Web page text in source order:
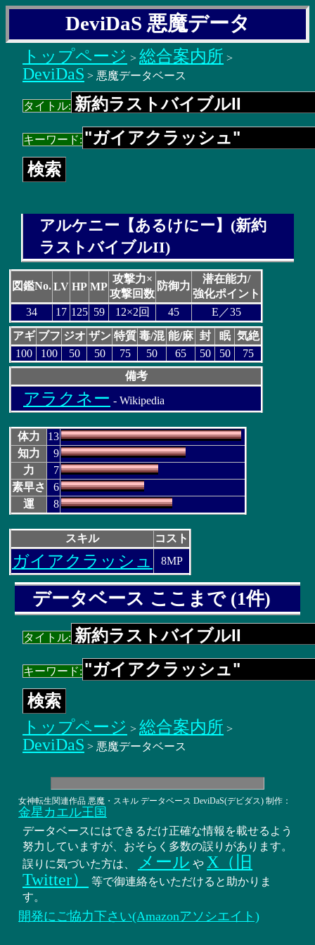
DeviDaS 悪魔データ
トップページ > 総合案内所 >
DeviDaS > 悪魔データベース
タイトル:
キーワード:
アルケニー【あるけにー】(新約
ラストバイブルII)
図鑑No.LV HP MP
攻撃力×
攻撃回数
防御力
潜在能力/
強化ポイント
34
17 125 59 12×2回 45
E／35
アギ ブフ ジオ ザン 特質 毒/混 能/麻 封 眠 気絶
100
100 50 50 75 50 65 50 50
75
備考
アラクネー - Wikipedia
体力
13
知力
9
力
7
素早さ
6
運
8
スキル コスト
ガイアクラッシュ 8MP
データベース ここまで (1件)
タイトル:
キーワード:
トップページ > 総合案内所 >
DeviDaS > 悪魔データベース
女神転生関連作品 悪魔・スキル データベース DeviDaS(デビダス) 制作：
金星カエル王国
データベースにはできるだけ正確な情報を載せるよう
努力していますが、おそらく多数の誤りがあります。
誤りに気づいた方は、
メール や X（旧
Twitter）
等で御連絡をいただけると助かりま
す。
開発にご協力下さい(Amazonアソシエイト)